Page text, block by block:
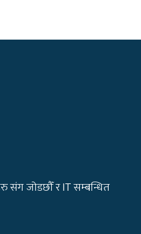
संग जोडछौँ र IT सम्बन्धित